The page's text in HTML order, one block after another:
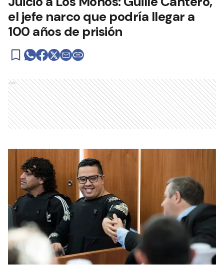
el jefe narco que podría llegar a
100 años de prisión
Ads